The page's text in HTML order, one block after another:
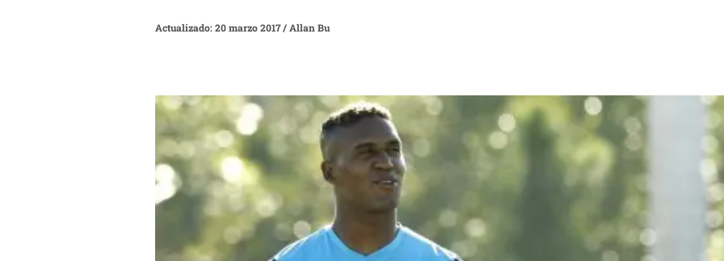
Actualizado: 20 marzo 2017/ Allan Bu